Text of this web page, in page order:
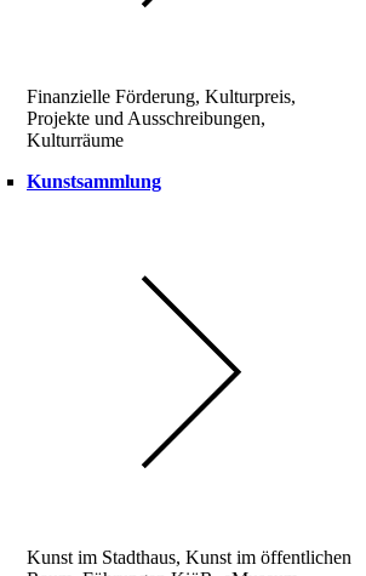
Finanzielle Förderung, Kulturpreis,
Projekte und Ausschreibungen,
Kulturräume
Kunstsammlung
Kunst im Stadthaus, Kunst im öffentlichen